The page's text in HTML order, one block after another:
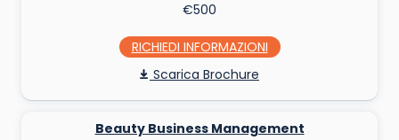
€500
RICHIEDI INFO
Scarica Brochure
Beauty Business Management